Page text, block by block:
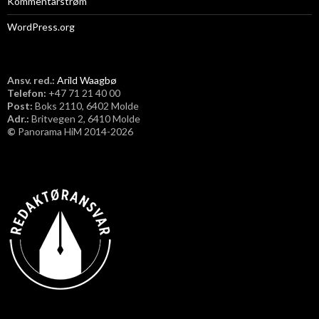
WordPress.org
Ansv. red.: Arild Waagbø
Telefon: ​+47 71 21 40 00
Post: Boks 2110, 6402 Molde
Adr.: Britvegen 2, 6410 Molde
© Panorama HiM 2014-2026